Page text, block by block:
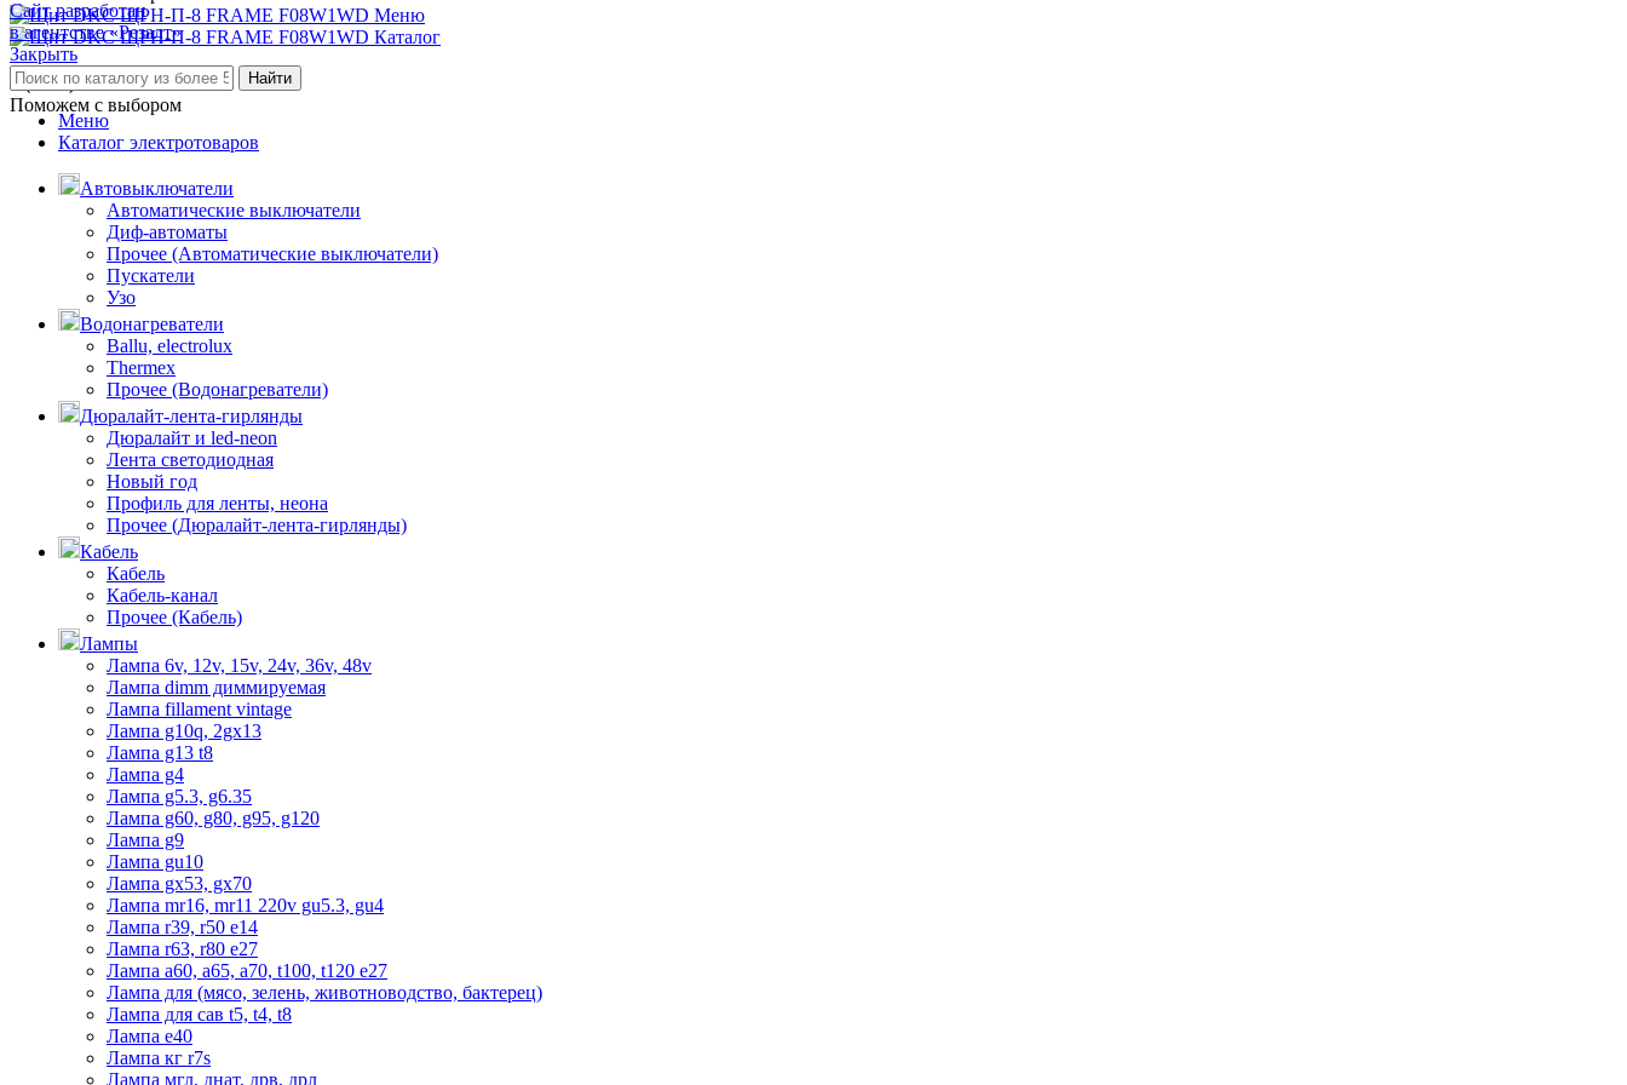
Меню
Каталог
8 (3842) 21-14-47
Поможем с выбором
Сайт разработан
в агентстве «Резалт»
Закрыть
Найти
Меню
Каталог электротоваров
Автовыключатели
Автоматические выключатели
Диф-автоматы
Прочее (Автоматические выключатели)
Пускатели
Узо
Водонагреватели
Ballu, electrolux
Thermex
Прочее (Водонагреватели)
Дюралайт-лента-гирлянды
Дюралайт и led-neon
Лента светодиодная
Новый год
Профиль для ленты, неона
Прочее (Дюралайт-лента-гирлянды)
Кабель
Кабель
Кабель-канал
Прочее (Кабель)
Лампы
Лампа 6v, 12v, 15v, 24v, 36v, 48v
Лампа dimm диммируемая
Лампа fillament vintage
Лампа g10q, 2gx13
Лампа g13 t8
Лампа g4
Лампа g5.3, g6.35
Лампа g60, g80, g95, g120
Лампа g9
Лампа gu10
Лампа gx53, gx70
Лампа mr16, mr11 220v gu5.3, gu4
Лампа r39, r50 е14
Лампа r63, r80 е27
Лампа а60, а65, а70, t100, t120 е27
Лампа для (мясо, зелень, животноводство, бактерец)
Лампа для сав t5, t4, t8
Лампа е40
Лампа кг r7s
Лампа мгл, днат, дрв, дрл